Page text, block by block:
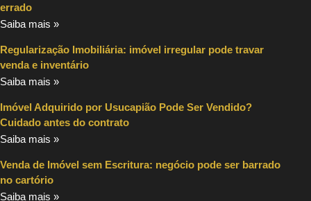
errado
Saiba mais »
Regularização Imobiliária: imóvel irregular pode travar
venda e inventário
Saiba mais »
Imóvel Adquirido por Usucapião Pode Ser Vendido?
Cuidado antes do contrato
Saiba mais »
Venda de Imóvel sem Escritura: negócio pode ser barrado
no cartório
Saiba mais »